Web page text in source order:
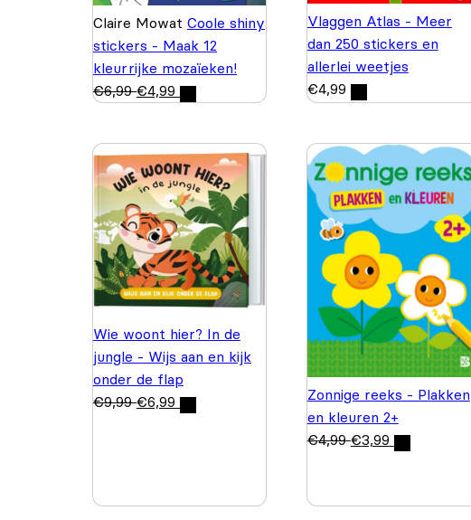
Claire Mowat Coole shiny
stickers - Maak 12
kleurrijke mozaïeken!
€6,99 €4,99
Vlaggen Atlas - Meer
dan 250 stickers en
allerlei weetjes
€4,99
Wie woont hier? In de
jungle - Wijs aan en kijk
onder de flap
€9,99 €6,99
Zonnige reeks - Plakken
en kleuren 2+
€4,99 €3,99